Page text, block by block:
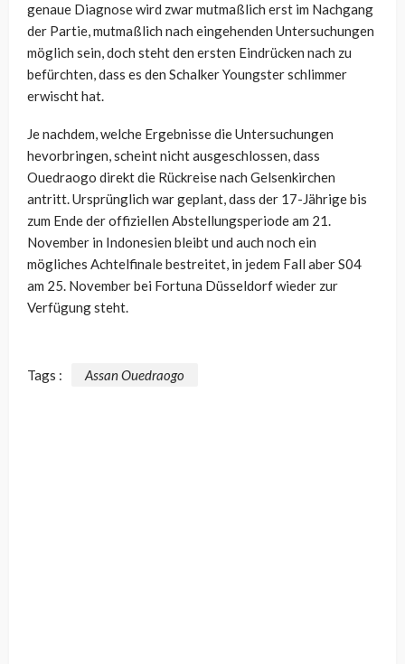
genaue Diagnose wird zwar mutmaßlich erst im Nachgang
der Partie, mutmaßlich nach eingehenden Untersuchungen
möglich sein, doch steht den ersten Eindrücken nach zu
befürchten, dass es den Schalker Youngster schlimmer
erwischt hat.
Je nachdem, welche Ergebnisse die Untersuchungen
hevorbringen, scheint nicht ausgeschlossen, dass
Ouedraogo direkt die Rückreise nach Gelsenkirchen
antritt. Ursprünglich war geplant, dass der 17-Jährige bis
zum Ende der offiziellen Abstellungsperiode am 21.
November in Indonesien bleibt und auch noch ein
mögliches Achtelfinale bestreitet, in jedem Fall aber S04
am 25. November bei Fortuna Düsseldorf wieder zur
Verfügung steht.
Tags : Assan Ouedraogo